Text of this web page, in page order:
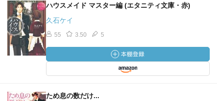
ハウスメイド マスター編 (エタニティ文庫・赤)
久石ケイ
55 3.50 5
ため息の数だけ...